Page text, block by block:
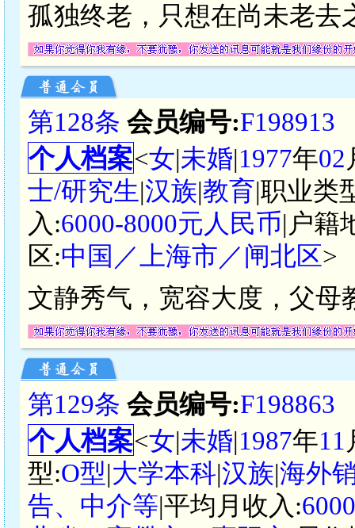
孤独终老，只想在尚未老去
第128条 会员编号:F198913
个人档案<女|未婚|1977年02
士/研究生|汉族|教育|职业类
入:6000-8000元人民币|户籍
区:中国／上海市／闸北区>
文静秀气，宽容大度，父母
第129条 会员编号:F198863
个人档案<女|未婚|1987年11
型:O型|大学本科|汉族|海外
告、中介等|平均月收入: